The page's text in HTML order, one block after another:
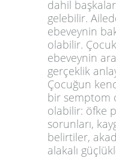
dahil
gelebilir.
ebeveynin
olabilir.
ebeveynin
gerçeklik
Çocuğun
bir semptom
olabilir: öfke
sorunları,
belirtiler,
alakalı